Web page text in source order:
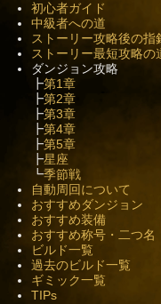
初心者ガイド
中級者への道
ストーリー攻略後の指
ストーリー最短攻略の
ダンジョン攻略
┣第1章
┣第2章
┣第3章
┣第4章
┣第5章
┣星座
┗季節戦
自動周回について
おすすめダンジョン
おすすめ装備
おすすめ称号・二つ名
ビルド一覧
過去のビルド一覧
ギミック一覧
TIPs